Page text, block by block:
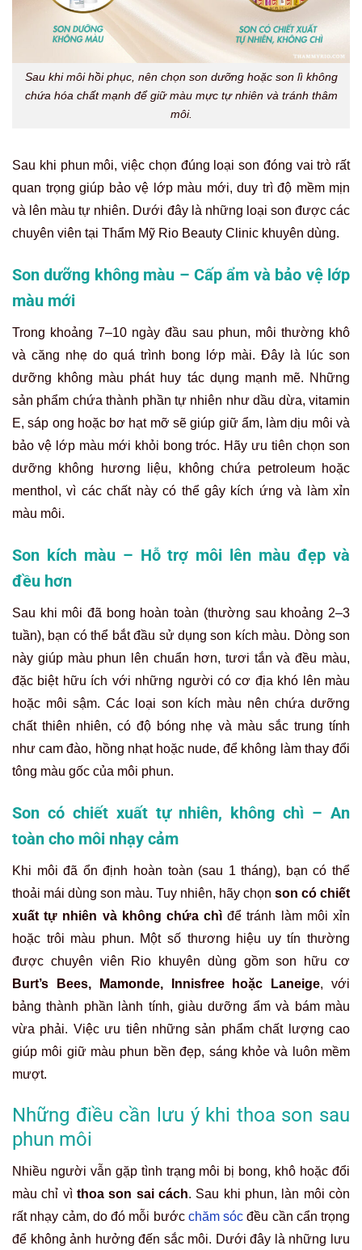
Sau khi môi hồi phục, nên chọn son dưỡng hoặc son lì không
chứa hóa chất mạnh để giữ màu mực tự nhiên và tránh thâm
môi.
Sau khi phun môi, việc chọn đúng loại son đóng vai trò rất
quan trọng giúp bảo vệ lớp màu mới, duy trì độ mềm mịn
và lên màu tự nhiên. Dưới đây là những loại son được các
chuyên viên tại Thẩm Mỹ Rio Beauty Clinic khuyên dùng.
Son dưỡng không màu – Cấp ẩm và bảo vệ lớp
màu mới
Trong khoảng 7–10 ngày đầu sau phun, môi thường khô
và căng nhẹ do quá trình bong lớp mài. Đây là lúc son
dưỡng không màu phát huy tác dụng mạnh mẽ. Những
sản phẩm chứa thành phần tự nhiên như dầu dừa, vitamin
E, sáp ong hoặc bơ hạt mỡ sẽ giúp giữ ẩm, làm dịu môi và
bảo vệ lớp màu mới khỏi bong tróc. Hãy ưu tiên chọn son
dưỡng không hương liệu, không chứa petroleum hoặc
menthol, vì các chất này có thể gây kích ứng và làm xỉn
màu môi.
Son kích màu – Hỗ trợ môi lên màu đẹp và
đều hơn
Sau khi môi đã bong hoàn toàn (thường sau khoảng 2–3
tuần), bạn có thể bắt đầu sử dụng son kích màu. Dòng son
này giúp màu phun lên chuẩn hơn, tươi tắn và đều màu,
đặc biệt hữu ích với những người có cơ địa khó lên màu
hoặc môi sậm. Các loại son kích màu nên chứa dưỡng
chất thiên nhiên, có độ bóng nhẹ và màu sắc trung tính
như cam đào, hồng nhạt hoặc nude, để không làm thay đổi
tông màu gốc của môi phun.
Son có chiết xuất tự nhiên, không chì – An
toàn cho môi nhạy cảm
Khi môi đã ổn định hoàn toàn (sau 1 tháng), bạn có thể
thoải mái dùng son màu. Tuy nhiên, hãy chọn son có chiết
xuất tự nhiên và không chứa chì để tránh làm môi xỉn
hoặc trôi màu phun. Một số thương hiệu uy tín thường
được chuyên viên Rio khuyên dùng gồm son hữu cơ
Burt’s Bees, Mamonde, Innisfree hoặc Laneige, với
bảng thành phần lành tính, giàu dưỡng ẩm và bám màu
vừa phải. Việc ưu tiên những sản phẩm chất lượng cao
giúp môi giữ màu phun bền đẹp, sáng khỏe và luôn mềm
mượt.
Những điều cần lưu ý khi thoa son sau
phun môi
Nhiều người vẫn gặp tình trạng môi bị bong, khô hoặc đổi
màu chỉ vì thoa son sai cách. Sau khi phun, làn môi còn
rất nhạy cảm, do đó mỗi bướcchăm sóc đều cần cẩn trọng
để không ảnh hưởng đến sắc môi. Dưới đây là những lưu